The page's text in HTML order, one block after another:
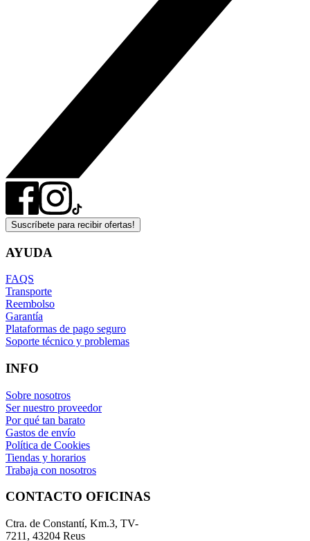
Suscríbete para recibir ofertas!
AYUDA
FAQS
Transporte
Reembolso
Garantía
Plataformas de pago seguro
Soporte técnico y problemas
INFO
Sobre nosotros
Ser nuestro proveedor
Por qué tan barato
Gastos de envío
Política de Cookies
Tiendas y horarios
Trabaja con nosotros
CONTACTO OFICINAS
Ctra. de Constantí, Km.3, TV-
7211, 43204 Reus